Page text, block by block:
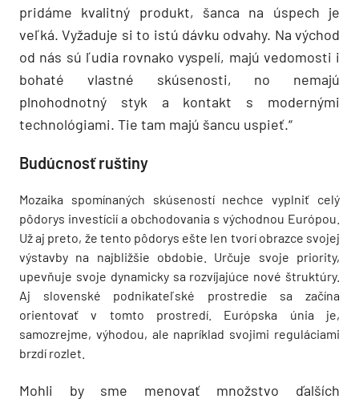
pridáme kvalitný produkt, šanca na úspech je
veľká. Vyžaduje si to istú dávku odvahy. Na východ
od nás sú ľudia rovnako vyspelí, majú vedomosti i
bohaté vlastné skúsenosti, no nemajú
plnohodnotný styk a kontakt s modernými
technológiami. Tie tam majú šancu uspieť.“
Budúcnosť ruštiny
Mozaika spomínaných skúseností nechce vyplniť celý
pôdorys investícií a obchodovania s východnou Európou.
Už aj preto, že tento pôdorys ešte len tvorí obrazce svojej
výstavby na najbližšie obdobie. Určuje svoje priority,
upevňuje svoje dynamicky sa rozvíjajúce nové štruktúry.
Aj slovenské podnikateľské prostredie sa začína
orientovať v tomto prostredí. Európska únia je,
samozrejme, výhodou, ale napríklad svojimi reguláciami
brzdí rozlet.
Mohli by sme menovať množstvo ďalších